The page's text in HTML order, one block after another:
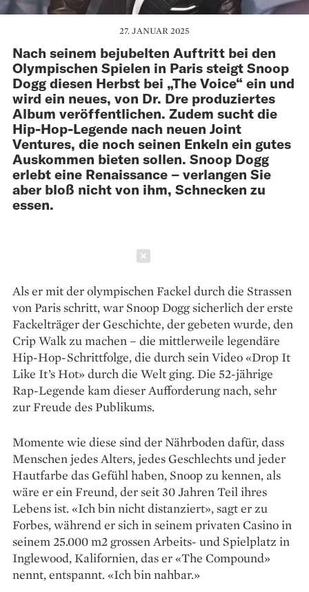
27. JANUAR 2025
Nach seinem bejubelten Auftritt bei den
Olympischen Spielen in Paris steigt Snoop
Dogg diesen Herbst bei „The Voice“ ein und
wird ein neues, von Dr. Dre produziertes
Album veröffentlichen. Zudem sucht die
Hip-Hop-Legende nach neuen Joint
Ventures, die noch seinen Enkeln ein gutes
Auskommen bieten sollen. Snoop Dogg
erlebt eine Renaissance – verlangen Sie
aber bloß nicht von ihm, Schnecken zu
essen.
Als er mit der olympischen Fackel durch die Strassen
von Paris schritt, war Snoop Dogg sicherlich der erste
Fackelträger der Geschichte, der gebeten wurde, den
Crip Walk zu machen – die mittlerweile legendäre
Hip-Hop-Schrittfolge, die durch sein Video «Drop It
Like It’s Hot» durch die Welt ging. Die 52-jährige
Rap-­Legende kam dieser Aufforderung nach, sehr
zur Freude des Publikums.
Momente wie diese sind der Nährboden dafür, dass
Menschen ­jedes Alters, jedes Geschlechts und jeder
Hautfarbe das Gefühl ­haben, Snoop zu kennen, als
wäre er ein Freund, der seit 30 Jahren Teil ­ihres
Lebens ist. «Ich bin nicht ­distanziert», sagt er zu
Forbes, während er sich in seinem privaten Casino in
seinem 25.000 m2 grossen Arbeits- und Spielplatz in
Inglewood, Kalifornien, das er «The Compound»
nennt, entspannt. «Ich bin nahbar.»